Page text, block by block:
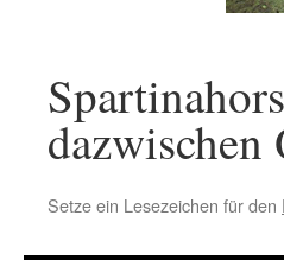
Setze ein Lesezeichen für den